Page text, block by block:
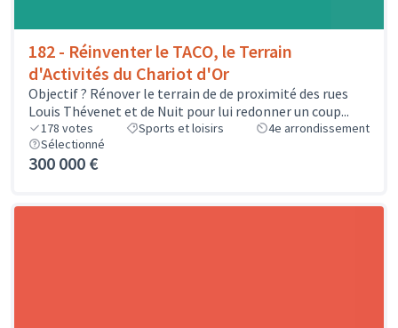
182 - Réinventer le TACO, le Terrain
d'Activités du Chariot d'Or
Objectif ? Rénover le terrain de de proximité des rues
Louis Thévenet et de Nuit pour lui redonner un coup...
178 votes Sports et loisirs
4e arrondissement
Sélectionné
300 000 €